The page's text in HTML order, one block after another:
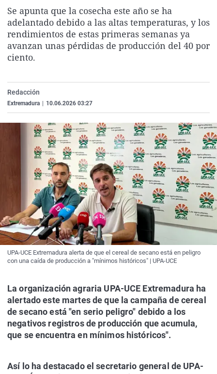
La rosa de los vientos
Gente viajera
Como el perro y el
Caso
Retornados
Equipo de
Extremadura
Galicia
La Rioja
Virales
Televisión
Elecciones
Se apunta que la cosecha este año se ha
adelantado debido a las altas temperaturas, y los
rendimientos de estas primeras semanas ya
avanzan unas pérdidas de producción del 40 por
ciento.
Redacción
Extremadura 10.06.2026 03:27
UPA-UCE Extremadura alerta de que el cereal de secano está en peligro
con una caída de producción a "mínimos históricos" | UPA-UCE
La organización agraria UPA-UCE Extremadura ha
alertado este martes de que la campaña de cereal
de secano está "en serio peligro" debido a los
negativos registros de producción que acumula,
que se encuentra en mínimos históricos".
Así lo ha destacado el secretario general de UPA-